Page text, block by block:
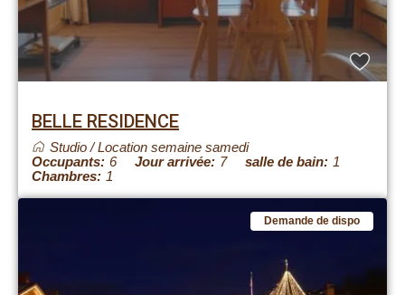
BELLE RESIDENCE
Studio/Location semaine samedi
Occupants: 6 Jour arrivée: 7 salle de bain: 1
Chambres: 1
Demande de dispo